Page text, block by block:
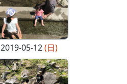
2019-05-12(日)